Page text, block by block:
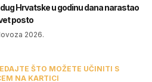
Hrvatske u godinu dana narastao
posto
2026.
ŠTO MOŽETE UČINITI S
NA KARTICI